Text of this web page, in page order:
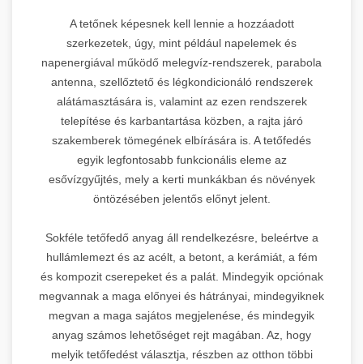
A tetőnek képesnek kell lennie a hozzáadott
szerkezetek, úgy, mint például napelemek és
napenergiával működő melegvíz-rendszerek, parabola
antenna, szellőztető és légkondicionáló rendszerek
alátámasztására is, valamint az ezen rendszerek
telepítése és karbantartása közben, a rajta járó
szakemberek tömegének elbírására is. A tetőfedés
egyik legfontosabb funkcionális eleme az
esővízgyűjtés, mely a kerti munkákban és növények
öntözésében jelentős előnyt jelent.
Sokféle tetőfedő anyag áll rendelkezésre, beleértve a
hullámlemezt és az acélt, a betont, a kerámiát, a fém
és kompozit cserepeket és a palát. Mindegyik opciónak
megvannak a maga előnyei és hátrányai, mindegyiknek
megvan a maga sajátos megjelenése, és mindegyik
anyag számos lehetőséget rejt magában. Az, hogy
melyik tetőfedést választja, részben az otthon többi